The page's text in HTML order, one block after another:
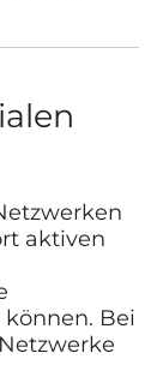
aktiven
Bei